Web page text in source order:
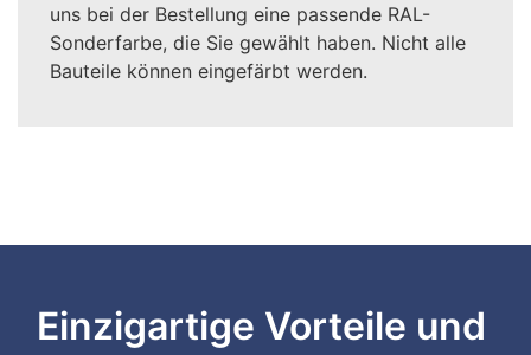
uns bei der Bestellung eine passende RAL-
Sonderfarbe, die Sie gewählt haben. Nicht alle
Bauteile können eingefärbt werden.
Einzigartige Vorteile und